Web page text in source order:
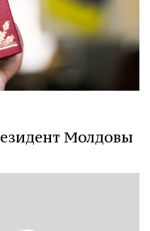
Молдовы